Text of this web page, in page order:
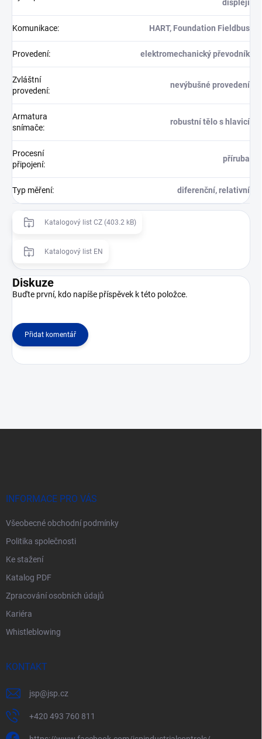
displeji
Komunikace: HART, Foundation Fieldbus
Provedení: elektromechanický převodník
Zvláštní
provedení:
nevýbušné provedení
Armatura
snímače:
robustní tělo s hlavicí
Procesní
připojení:
příruba
Typ měření: diferenční, relativní
Katalogový list CZ (403.2 kB)
Katalogový list EN
Diskuze
Buďte první, kdo napíše příspěvek k této položce.
Přidat komentář
INFORMACE PRO VÁS
Všeobecné obchodní podmínky
Politika společnosti
Ke stažení
Katalog PDF
Zpracování osobních údajů
Kariéra
Whistleblowing
KONTAKT
jsp@jsp.cz
+420 493 760 811